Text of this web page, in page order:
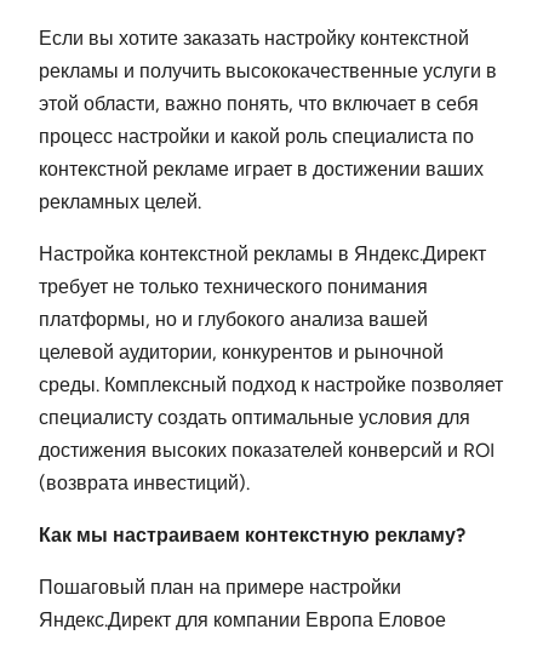
Если вы хотите заказать настройку контекстной
рекламы и получить высококачественные услуги в
этой области, важно понять, что включает в себя
процесс настройки и какой роль специалиста по
контекстной рекламе играет в достижении ваших
рекламных целей.
Настройка контекстной рекламы в Яндекс.Директ
требует не только технического понимания
платформы, но и глубокого анализа вашей
целевой аудитории, конкурентов и рыночной
среды. Комплексный подход к настройке позволяет
специалисту создать оптимальные условия для
достижения высоких показателей конверсий и ROI
(возврата инвестиций).
Как мы настраиваем контекстную рекламу?
Пошаговый план на примере настройки
Яндекс.Директ для компании Европа Еловое